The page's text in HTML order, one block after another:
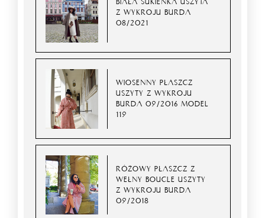
Z WYKROJU BURDA
08/2021
WIOSENNY PŁASZCZ
USZYTY Z WYKROJU
BURDA 09/2016 MODEL
119
RÓŻOWY PŁASZCZ Z
WEŁNY BOUCLE USZYTY
Z WYKROJU BURDA
09/2018